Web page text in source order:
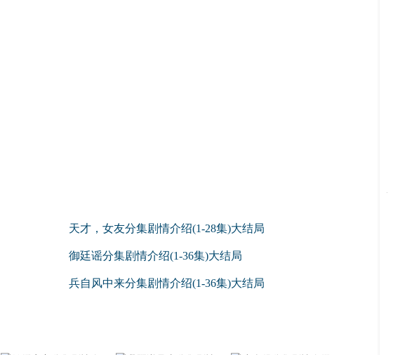
天才，女友分集剧情介绍(1-28集)大结局
御廷谣分集剧情介绍(1-36集)大结局
兵自风中来分集剧情介绍(1-36集)大结局